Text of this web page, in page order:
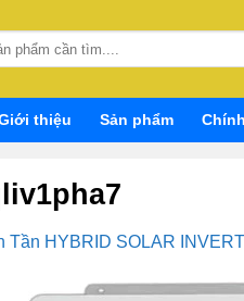
thiệu Sản phẩm
Tần HYBRID SOLAR